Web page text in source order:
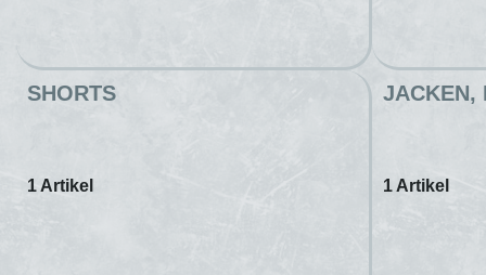
SHORTS
1 Artikel
JACKEN,
1 Artikel